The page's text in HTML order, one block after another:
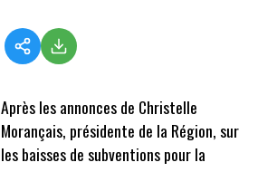
Après les annonces de Christelle
Morançais, présidente de la Région, sur
les baisses de subventions pour la